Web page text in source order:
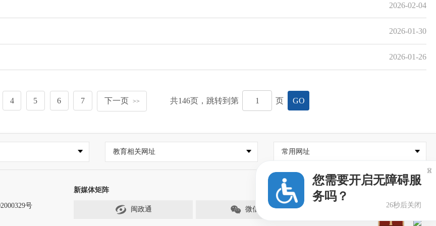
2026-02-04
2026-01-30
2026-01-26
4 5 6 7 下一页 >> 共146页，跳转到第 页 GO
教育相关网址 常用网址
号
新媒体矩阵
闽政通 微信公众号
您需要开启无障碍服
务吗？
26秒后关闭
